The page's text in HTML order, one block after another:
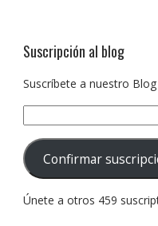
Suscripción al blog
Suscríbete a nuestro
de
correo
electrónico:
Confirmar
Únete a otros 459